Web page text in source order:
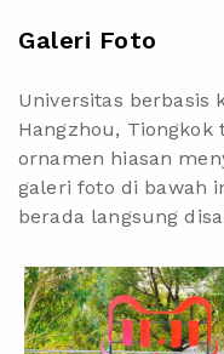
Galeri Foto
Universitas berbasis
Hangzhou, Tiongkok
ornamen hiasan
galeri foto di bawah
berada langsung